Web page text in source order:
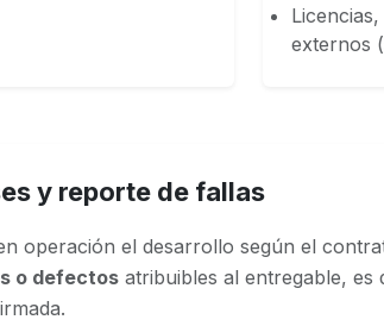
externos
y reporte de fallas
operación el desarrollo según el
o defectos atribuibles al entregable,